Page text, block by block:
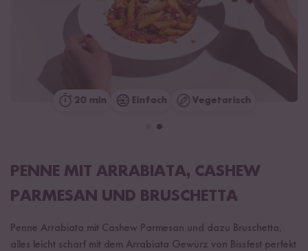
20 min Einfach Vegetarisch
PENNE MIT ARRABIATA, CASHEW
PARMESAN UND BRUSCHETTA
Penne Arrabiata mit Cashew Parmesan und dazu Bruschetta,
alles leicht scharf mit dem Arrabiata Gewürz von Bissfest perfekt